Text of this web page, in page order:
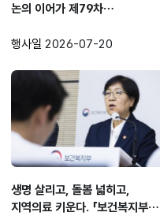
논의 이어가 제79차
행사일 2026-07-20
생명 살리고, 돌봄 넓히고,
지역의료 키운다. 「보건복지부